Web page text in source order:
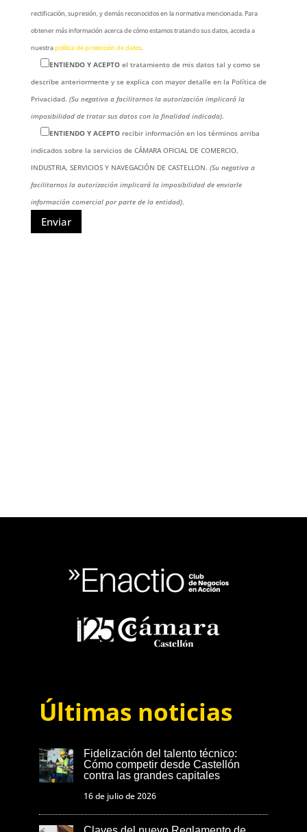
rectificación, supresión, y demás reconocidos en la normativa mencionada. Para
obtener más información acerca de cómo estamos tratando sus datos, acceda a
nuestrapolítica de protección de datos.
ENTIENDO Y ACEPTOel tratamiento de mis datos tal y como se
describe anteriormente y se explica con mayor detalle en la Política de
Privacidad. (Su negativa a facilitarnos la autorización implicará la
imposibilidad de tratar sus datos con la finalidad indicada).
ENTIENDO Y ACEPTOrecibir información en los términos arriba
indicados sobre la servicios de CÁMARA OFICIAL DE COMERCIO,
INDUSTRIA, SERVICIOS Y NAVEGACIÓN DE CASTELLON. (Su negativa a
facilitarnos la autorización implicará la imposibilidad de enviarle
información comercial por parte de la entidad).
Enviar
Últimas noticias
Fidelización del talento técnico:
Cómo competir desde Castellón
contra las grandes capitales
16 de julio de 2026